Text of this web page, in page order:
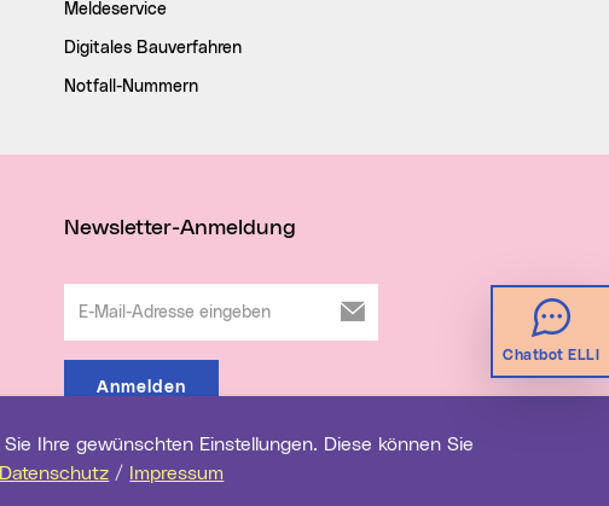
Datenschutz / Impressum
Chatbot ELLI
Meldeservice
Digitales Bauverfahren
Notfall-Nummern
Newsletter-Anmeldung
Anmelden